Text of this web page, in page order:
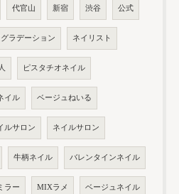
代官山 新宿 渋谷 公式
ラデーション ネイリスト
ピスタチオネイル
イル ベージュねいる
ルサロン ネイルサロン
牛柄ネイル バレンタインネイル
ラー MIXラメ ベージュネイル